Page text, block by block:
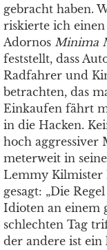
gebracht haben.
riskierte ich einen
Adornos Minima
feststellt, dass
Radfahrer und
betrachten, das
Einkaufen fährt
in die Hacken.
hoch aggressiver
meterweit in
Lemmy Kilmister
gesagt: „Die
Idioten an einem
schlechten Tag
der andere ist ein